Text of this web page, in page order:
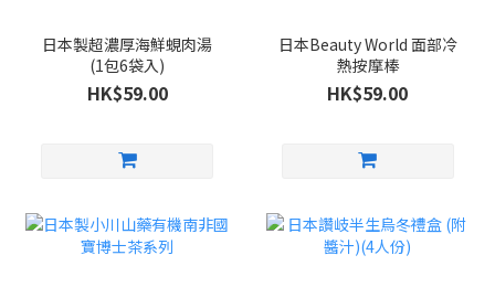
日本製超濃厚海鮮蜆肉湯
(1包6袋入)
HK$59.00
日本Beauty World 面部冷
熱按摩棒
HK$59.00